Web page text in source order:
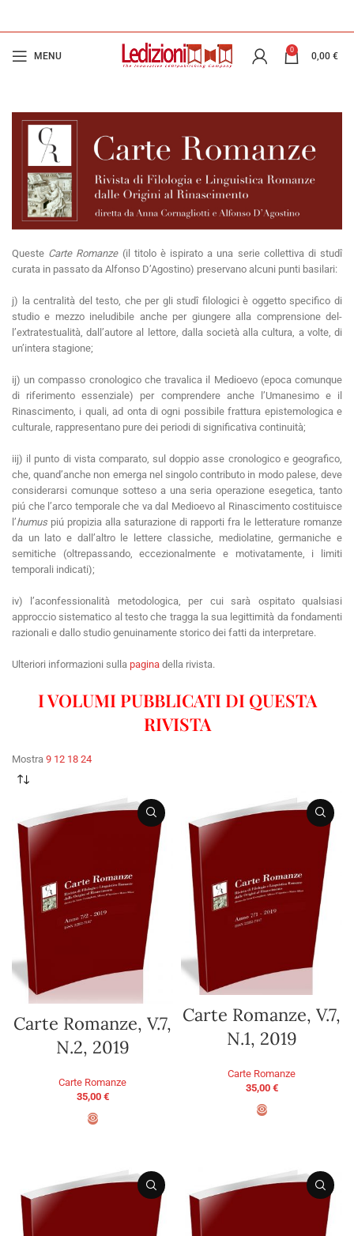
MENU
0
0,00 €
Queste Carte Romanze (il titolo è ispirato a una serie collettiva di studî
curata in passato da Alfonso D’Agostino) preservano alcuni punti basilari:
j) la centralità del testo, che per gli studî filologici è oggetto specifico di
studio e mezzo ineludibile anche per giungere alla comprensione del­
l’extratestualità, dall’autore al lettore, dalla società alla cultura, a volte, di
un’intera stagione;
ij) un compasso cronologico che travalica il Medioevo (epoca comunque
di riferimento essenziale) per comprendere anche l’Umanesimo e il
Rinascimento, i quali, ad onta di ogni possibile frattura epistemologica e
culturale, rappresentano pure dei periodi di significativa continuità;
iij) il punto di vista comparato, sul doppio asse cronologico e geografico,
che, quand’anche non emerga nel singolo contributo in modo palese, deve
considerarsi comunque sotteso a una seria operazione esegetica, tanto
piú che l’arco temporale che va dal Medioevo al Rinascimento costituisce
l’humuspiú propizia alla saturazione di rapporti fra le letterature romanze
da un lato e dall’altro le lettere classiche, mediolatine, germaniche e
semitiche (oltrepassando, eccezionalmente e motivatamente, i limiti
temporali indicati);
iv) l’aconfessionalità metodologica, per cui sarà ospitato qualsiasi
approccio sistematico al testo che tragga la sua legittimità da fondamenti
razionali e dallo studio genuinamente storico dei fatti da interpretare.
Ulteriori informazioni sulla pagina della rivista.
I VOLUMI PUBBLICATI DI QUESTA
RIVISTA
Mostra 9 12 18 24
Carte Romanze, V.7,
N.2, 2019
Carte Romanze
35,00 €
Carte Romanze, V.7,
N.1, 2019
Carte Romanze
35,00 €